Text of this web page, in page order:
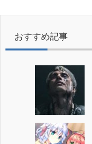
おすすめ記事